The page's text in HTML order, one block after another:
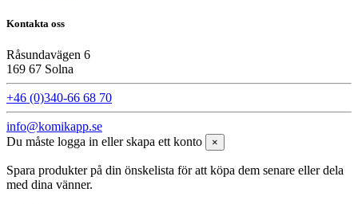
Kontakta oss
Råsundavägen 6
169 67 Solna
+46 (0)340-66 68 70
info@komikapp.se
Du måste logga in eller skapa ett konto
×
Spara produkter på din önskelista för att köpa dem senare eller dela
med dina vänner.